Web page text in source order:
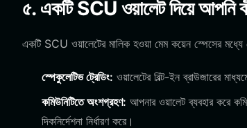
৫. একটি SCU ওয়ালেট দিয়ে আপনি
একটি SCU ওয়ালেটের মালিক হওয়া মেম কয়েন স্পেসের মধ্যে
স্পেকুলেটিভ ট্রেডিং: ওয়ালেটের বিল্ট-ইন ব্রাউজারের
কমিউনিটিতে অংশগ্রহণ: আপনার ওয়ালেট ব্যবহার করে
দিকনির্দেশনা নির্ধারণ করে।